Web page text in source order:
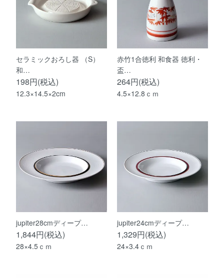
セラミックおろし器 （S）
和…
198円(税込)
12.3×14.5×2cm
赤竹1合徳利 和食器 徳利・
盃…
264円(税込)
4.5×12.8ｃｍ
jupiter28cmディープ…
1,844円(税込)
28×4.5ｃｍ
jupiter24cmディープ…
1,329円(税込)
24×3.4ｃｍ